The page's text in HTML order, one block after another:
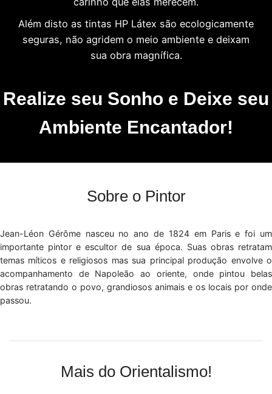
Além disto as tintas HP Látex são ecologicamente
seguras, não agridem o meio ambiente e deixam
sua obra magnífica.
Realize seu Sonho e Deixe seu
Ambiente Encantador!
Sobre o Pintor
Jean-Léon Gérôme nasceu no ano de 1824 em Paris e foi um
importante pintor e escultor de sua época. Suas obras retratam
temas míticos e religiosos mas sua principal produção envolve o
acompanhamento de Napoleão ao oriente, onde pintou belas
obras retratando o povo, grandiosos animais e os locais por onde
passou.
Mais do Orientalismo!